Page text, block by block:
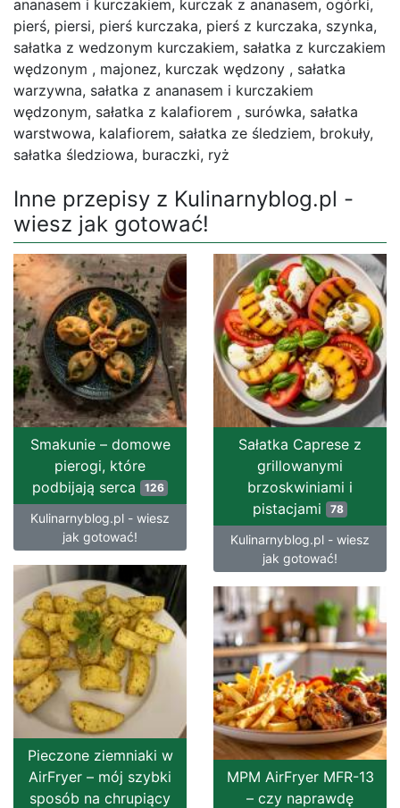
ananasem i kurczakiem, kurczak z ananasem, ogórki,
pierś, piersi, pierś kurczaka, pierś z kurczaka, szynka,
sałatka z wedzonym kurczakiem, sałatka z kurczakiem
wędzonym , majonez, kurczak wędzony , sałatka
warzywna, sałatka z ananasem i kurczakiem
wędzonym, sałatka z kalafiorem , surówka, sałatka
warstwowa, kalafiorem, sałatka ze śledziem, brokuły,
sałatka śledziowa, buraczki, ryż
Inne przepisy z Kulinarnyblog.pl -
wiesz jak gotować!
Smakunie – domowe
pierogi, które
podbijają serca
126
Kulinarnyblog.pl - wiesz
jak gotować!
Sałatka Caprese z
grillowanymi
brzoskwiniami i
pistacjami
78
Kulinarnyblog.pl - wiesz
jak gotować!
Pieczone ziemniaki w
AirFryer – mój szybki
sposób na chrupiący
MPM AirFryer MFR-13
– czy naprawdę